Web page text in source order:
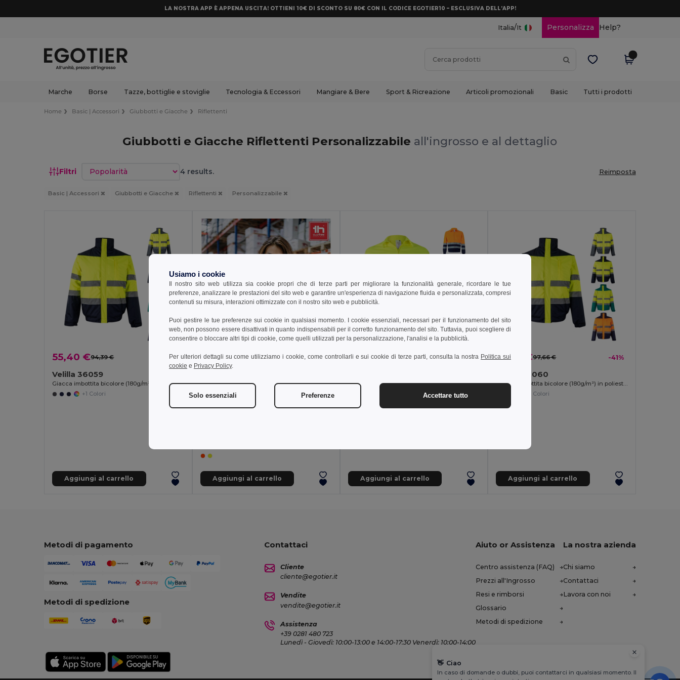
LA NOSTRA APP È APPENA USCITA! OTTIENI 10€ DI SCONTO SU 80€ CON IL CODICE EGOTIER10 – ESCLUSIVA DELL’APP!
Italia/It Personalizza Help?
Marche Borse Tazze, bottiglie e stoviglie Tecnologia & Eccessori Mangiare & Bere Sport & Ricreazione Articoli promozionali Basic Tutti i prodotti
Home Basic | Accessori Giubbotti e Giacche Riflettenti
Giubbotti e Giacche Riflettenti Personalizzabile all'ingrosso e al dettaglio
Filtri Ordina per 4 results. Reimposta
Basic | Accessori Giubbotti e Giacche Riflettenti Personalizzabile
55,40 €94,39 € -41%
Velilla 36059
Giacca imbottita bicolore (180g/m²) in poliestere (100%), con rivestimento in PU
+1 Colori
Aggiungi al carrello Aggiungi al carrello
25,87 €42,11 € -39%
Giacca in twill bicolore (210g/m²) in poliestere (80%) e cotone (20%)
Aggiungi al carrello
57,32 €97,66 € -41%
Velilla 36060
Giacca imbottita bicolore (180g/m²) in poliestere (100%), con rivestimento in PU
+1 Colori
Aggiungi al carrello
Metodi di pagamento
Metodi di spedizione
Contattaci
Cliente
cliente@egotier.it
Vendite
vendite@egotier.it
Assistenza
+39 0281 480 723
Lunedì - Giovedì: 10:00-13:00 e 14:00-17:30 Venerdì: 10:00-14:00
Aiuto or Assistenza
Centro assistenza (FAQ)
Prezzi all'Ingrosso
Resi e rimborsi
Glossario
Metodi di spedizione
La nostra azienda
Chi siamo
Contattaci
Lavora con noi
Usiamo i cookie
Il nostro sito web utilizza sia cookie propri che di terze parti per migliorare la funzionalità generale, ricordare le tue
preferenze, analizzare le prestazioni del sito web e garantire un'esperienza di navigazione fluida e personalizzata, compresi
contenuti su misura, interazioni ottimizzate con il nostro sito web e pubblicità.
Puoi gestire le tue preferenze sui cookie in qualsiasi momento. I cookie essenziali, necessari per il funzionamento del sito
web, non possono essere disattivati in quanto indispensabili per il corretto funzionamento del sito. Tuttavia, puoi scegliere di
consentire o bloccare altri tipi di cookie, come quelli utilizzati per la personalizzazione, l'analisi e la pubblicità.
Per ulteriori dettagli su come utilizziamo i cookie, come controllarli e sui cookie di terze parti, consulta la nostra Politica sui
cookie e Privacy Policy.
Solo essenziali Preferenze Accettare tutto
👋 Ciao
In caso di domande o dubbi, puoi contattarci in qualsiasi momento. Il